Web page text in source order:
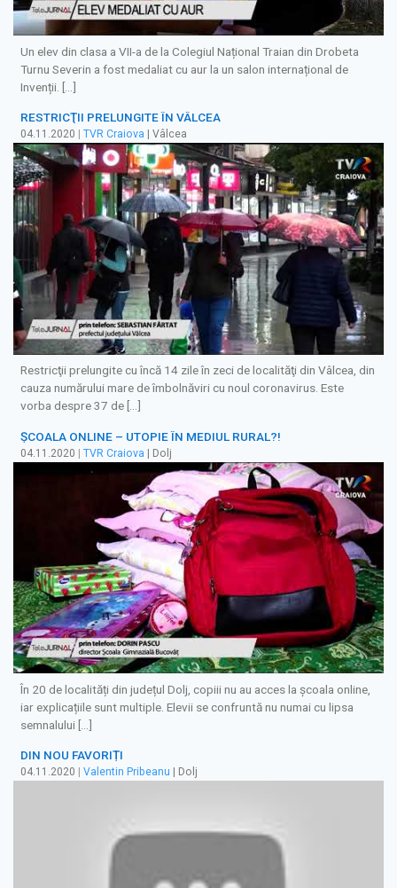
Un elev din clasa a VII-a de la Colegiul Național Traian din Drobeta
Turnu Severin a fost medaliat cu aur la un salon internațional de
Invenții. […]
RESTRICŢII PRELUNGITE ÎN VÂLCEA
04.11.2020 TVR Craiova | Vâlcea
Restricţii prelungite cu încă 14 zile în zeci de localităţi din Vâlcea, din
cauza numărului mare de îmbolnăviri cu noul coronavirus. Este
vorba despre 37 de […]
ȘCOALA ONLINE – UTOPIE ÎN MEDIUL RURAL?!
04.11.2020 | TVR Craiova | Dolj
În 20 de localități din județul Dolj, copiii nu au acces la școala online,
iar explicațiile sunt multiple. Elevii se confruntă nu numai cu lipsa
semnalului […]
DIN NOU FAVORIȚI
04.11.2020 Valentin Pribeanu | Dolj